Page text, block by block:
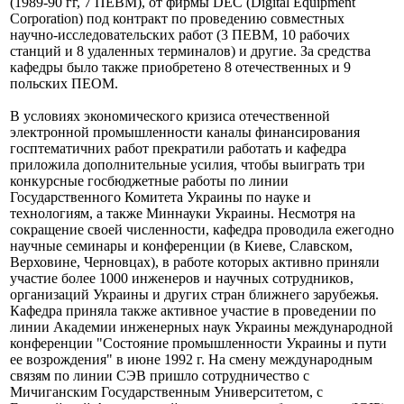
Corporation) под контракт по проведению совместных
научно-исследовательских работ (3 ПЕВМ, 10 рабочих
станций и 8 удаленных терминалов) и другие. За средства
кафедры было также приобретено 8 отечественных и 9
польских ПЕОМ.
В условиях экономического кризиса отечественной
электронной промышленности каналы финансирования
госптематичних работ прекратили работать и кафедра
приложила дополнительные усилия, чтобы выиграть три
конкурсные госбюджетные работы по линии
Государственного Комитета Украины по науке и
технологиям, а также Миннауки Украины. Несмотря на
сокращение своей численности, кафедра проводила ежегодно
научные семинары и конференции (в Киеве, Славском,
Верховине, Черновцах), в работе которых активно приняли
участие более 1000 инженеров и научных сотрудников,
организаций Украины и других стран ближнего зарубежья.
Кафедра приняла также активное участие в проведении по
линии Академии инженерных наук Украины международной
конференции "Состояние промышленности Украины и пути
ее возрождения" в июне 1992 г. На смену международным
связям по линии СЭВ пришло сотрудничество с
Мичиганским Государственным Университетом, с